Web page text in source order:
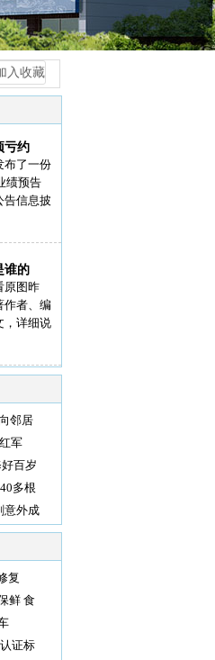
入收藏
亏约
布了一份
绩预告
告信息披
谁的
原图昨
作者、编
，详细说
邻居
军
百岁
多根
意外成
复
鲜 食
证标